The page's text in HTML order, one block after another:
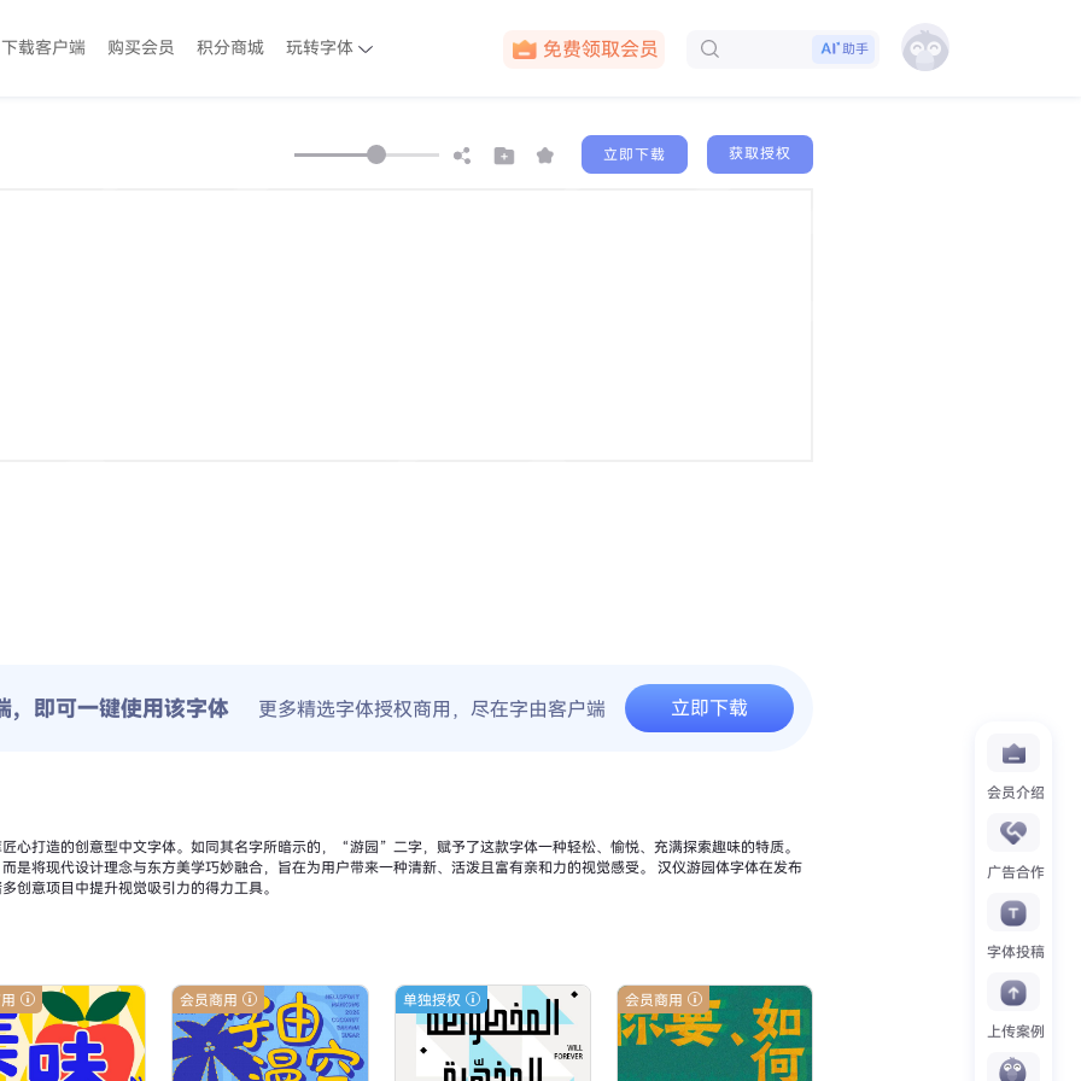
下载客户端 购买会员 积分商城 玩转字体
免费领取会员
助手
会员介绍
广告合作
字体投稿
上传案例
立即下载 获取授权
，即可一键使用该字体 更多精选字体授权商用，尽在字由客户端 立即下载
心打造的创意型中文字体。如同其名字所暗示的，“游园”二字，赋予了这款字体一种轻松、愉悦、充满探索趣味的特质。
是将现代设计理念与东方美学巧妙融合，旨在为用户带来一种清新、活泼且富有亲和力的视觉感受。 汉仪游园体字体在发布
创意项目中提升视觉吸引力的得力工具。
会员商用 单独授权 会员商用